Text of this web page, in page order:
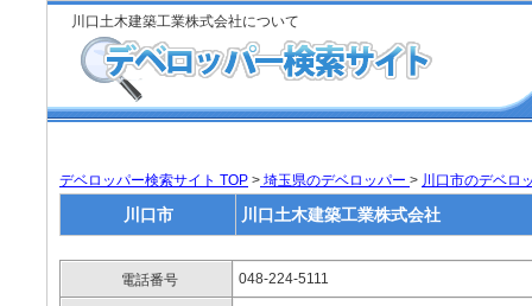
川口土木建築工業株式会社について
デベロッパー検索サイト TOP > 埼玉県のデベロッパー > 川口市のデベロ
川口市 川口土木建築工業株式会社
電話番号 048-224-5111